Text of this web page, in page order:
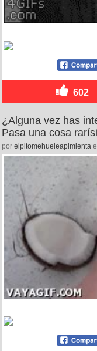
602
¿Alguna vez has
Pasa una cosa
por elpitomehueleapimienta